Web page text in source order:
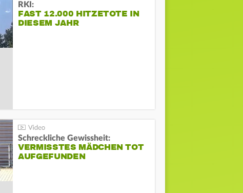
RKI:
FAST 12.000 HITZETOTE IN
DIESEM JAHR
Schreckliche Gewissheit:
VERMISSTES MÄDCHEN TOT
AUFGEFUNDEN